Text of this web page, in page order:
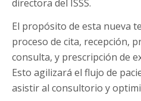
directora del ISSS.
El propósito de esta nueva
proceso de cita, recepción,
consulta, y prescripción de
Esto agilizará el flujo de
asistir al consultorio y